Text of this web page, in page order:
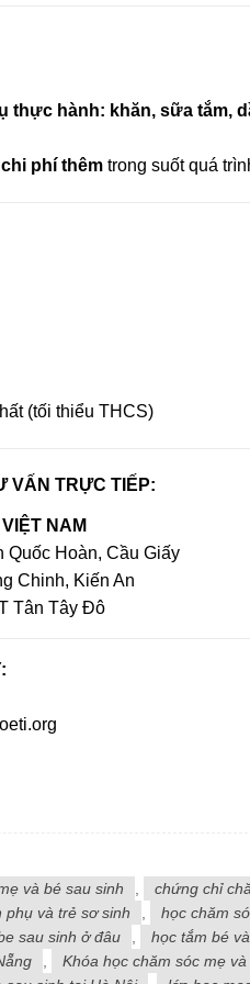
thực hành: khăn, sữa tắm,
phí thêmtrong suốt quá
(tối thiểu THCS)
VẤN TRỰC TIẾP:
NAM
Quốc Hoàn, Cầu Giấy
Chinh, Kiến An
Tân Tây Đô
và bé sau sinh chứng chỉ
phụ và trẻ sơ sinh học chăm
sau sinh ở đâu học tắm bé
Khóa học chăm sóc mẹ